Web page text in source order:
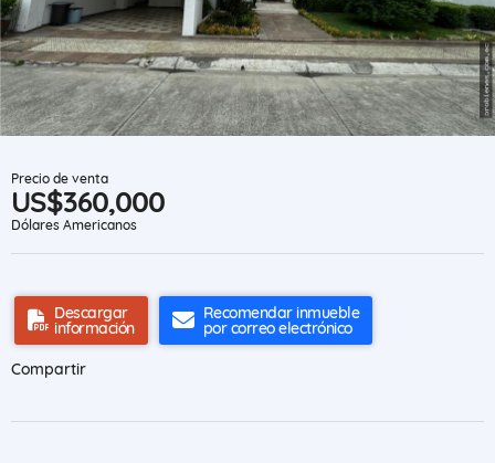
Precio de venta
US$360,000
Dólares Americanos
Descargar
información
Recomendar inmueble
por correo electrónico
Compartir